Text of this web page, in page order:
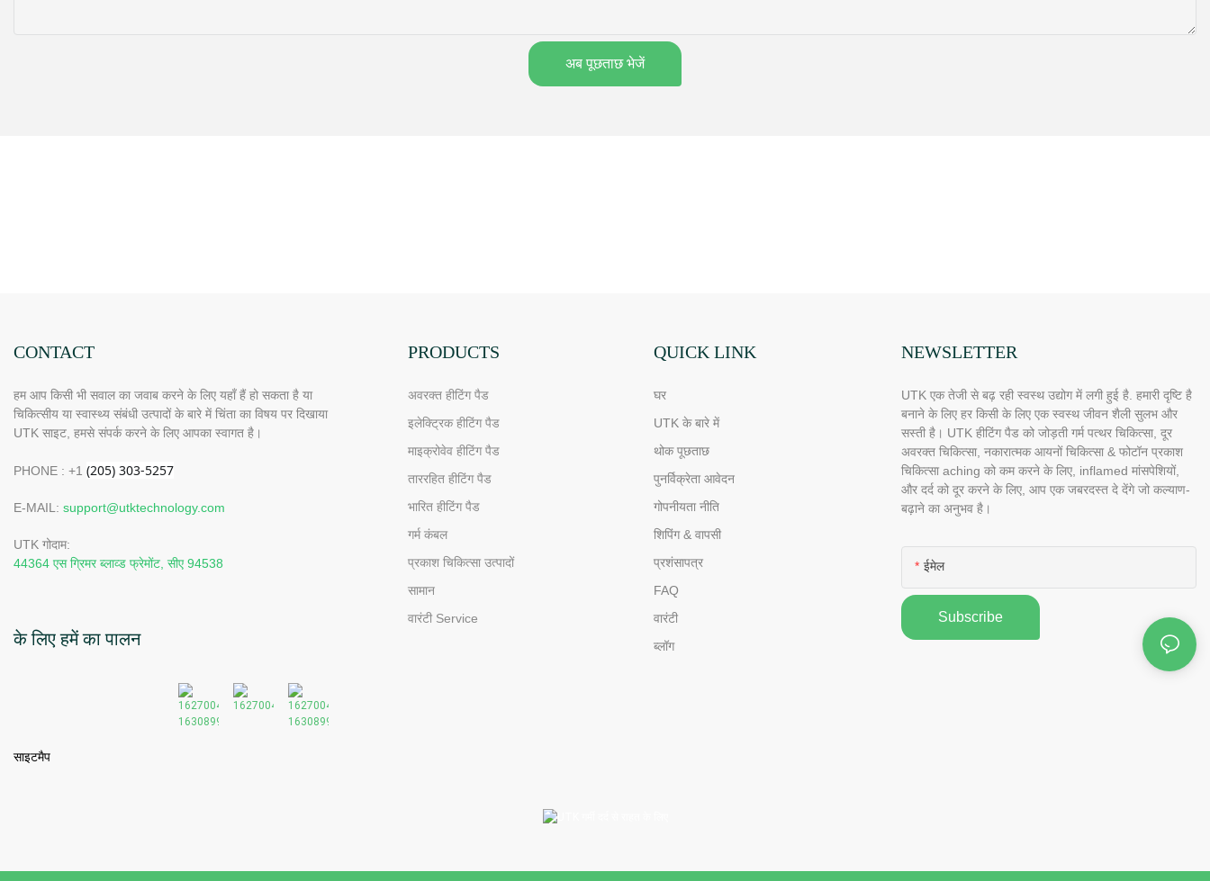
अब पूछताछ भेजें
CONTACT
हम आप किसी भी सवाल का जवाब करने के लिए यहाँ हैं हो सकता है या
चिकित्सीय या स्वास्थ्य संबंधी उत्पादों के बारे में चिंता का विषय पर दिखाया
UTK साइट, हमसे संपर्क करने के लिए आपका स्वागत है।
PHONE : +1
E-MAIL: support@utktechnology.com
UTK गोदाम:
44364 एस ग्रिमर ब्लाव्ड फ्रेमोंट, सीए 94538
के लिए हमें का पालन
साइटमैप
PRODUCTS
अवरक्त हीटिंग पैड
इलेक्ट्रिक हीटिंग पैड
माइक्रोवेव हीटिंग पैड
ताररहित हीटिंग पैड
भारित हीटिंग पैड
गर्म कंबल
प्रकाश चिकित्सा उत्पादों
सामान
वारंटी Service
QUICK LINK
घर
UTK के बारे में
थोक पूछताछ
पुनर्विक्रेता आवेदन
गोपनीयता नीति
शिपिंग & वापसी
प्रशंसापत्र
FAQ
वारंटी
ब्लॉग
NEWSLETTER
UTK एक तेजी से बढ़ रही स्वस्थ उद्योग में लगी हुई है. हमारी दृष्टि है
बनाने के लिए हर किसी के लिए एक स्वस्थ जीवन शैली सुलभ और
सस्ती है। UTK हीटिंग पैड को जोड़ती गर्म पत्थर चिकित्सा, दूर
अवरक्त चिकित्सा, नकारात्मक आयनों चिकित्सा & फोटॉन प्रकाश
चिकित्सा aching को कम करने के लिए, inflamed मांसपेशियों,
और दर्द को दूर करने के लिए, आप एक जबरदस्त दे देंगे जो कल्याण-
बढ़ाने का अनुभव है।
ईमेल
Subscribe